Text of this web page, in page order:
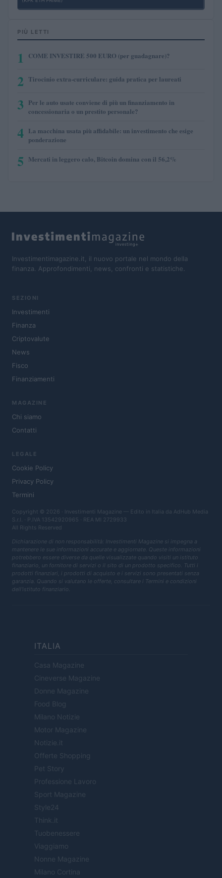
PIÙ LETTI
1 COME INVESTIRE 500 EURO (per guadagnare)?
2 Tirocinio extra-curriculare: guida pratica per laureati
3 Per le auto usate conviene di più un finanziamento in
concessionaria o un prestito personale?
4 La macchina usata più affidabile: un investimento che esige
ponderazione
5 Mercati in leggero calo, Bitcoin domina con il 56,2%
Investimentimagazine.it, il nuovo portale nel mondo della
finanza. Approfondimenti, news, confronti e statistiche.
SEZIONI
Investimenti
Finanza
Criptovalute
News
Fisco
Finanziamenti
MAGAZINE
Chi siamo
Contatti
LEGALE
Cookie Policy
Privacy Policy
Termini
Copyright © 2026 · Investimenti Magazine — Edito in Italia da AdHub Media
S.r.l. · P.IVA 13542920965 · REA MI 2729933
All Rights Reserved
Dichiarazione di non responsabilità: Investimenti Magazine si impegna a
mantenere le sue informazioni accurate e aggiornate. Queste informazioni
potrebbero essere diverse da quelle visualizzate quando visiti un istituto
finanziario, un fornitore di servizi o il sito di un prodotto specifico. Tutti i
prodotti finanziari, i prodotti di acquisto e i servizi sono presentati senza
garanzia. Quando si valutano le offerte, consultare i Termini e condizioni
dell'istituto finanziario.
ITALIA
Casa Magazine
Cineverse Magazine
Donne Magazine
Food Blog
Milano Notizie
Motor Magazine
Notizie.it
Offerte Shopping
Pet Story
Professione Lavoro
Sport Magazine
Style24
Think.it
Tuobenessere
Viaggiamo
Nonne Magazine
Milano Cortina